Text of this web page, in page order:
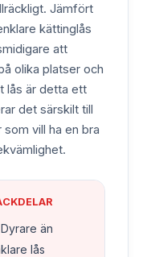
Jämfört
kättinglås
att
olika platser och
lås är detta ett
det särskilt till
vill ha en bra
Dyrare än
lås